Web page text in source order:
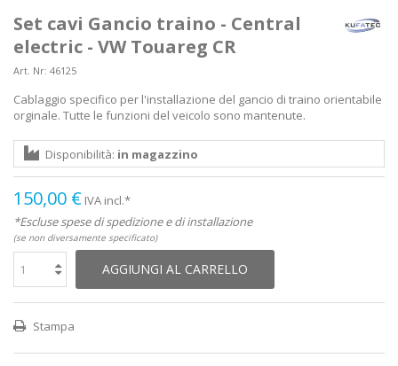
Set cavi Gancio traino - Central
electric - VW Touareg CR
Art. Nr: 46125
Cablaggio specifico per l'installazione del gancio di traino orientabile
orginale. Tutte le funzioni del veicolo sono mantenute.
Disponibilità: in magazzino
150,00 € IVA incl.*
*Escluse spese di spedizione e di installazione
(se non diversamente specificato)
AGGIUNGI AL CARRELLO
Stampa